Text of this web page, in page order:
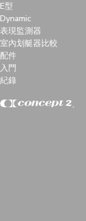
E型
Dynamic
表現監測器
室內划艇器比較
配件
入門
紀錄